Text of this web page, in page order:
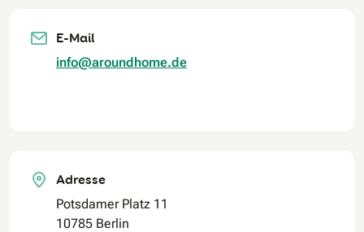
E-Mail
info@aroundhome.de
Adresse
Potsdamer Platz 11
10785 Berlin